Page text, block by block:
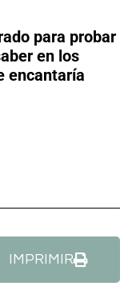
para probar
en los
encantaría
IMPRIMIR